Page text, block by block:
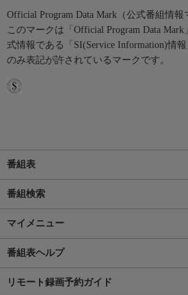
Official Program Data Mark（公式番組情報
このマークは「Official Program Data
式情報である「SI(Service Information)情
のみ表記が許されているマークです。
番組表
番組検索
マイメニュー
番組表ヘルプ
リモート録画予約ガイド